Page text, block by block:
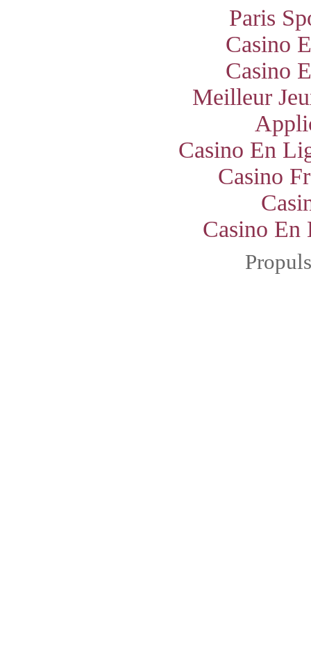
Paris
Casino
Casino
Meilleur
Casino En
Casino
Casino En